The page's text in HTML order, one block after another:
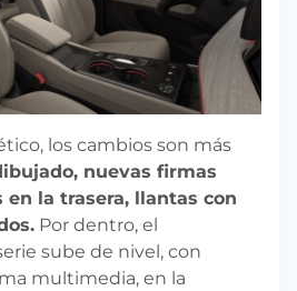
los cambios son más
nuevas firmas
en la trasera, llantas con
Por dentro, el
sube de nivel, con
multimedia, en la